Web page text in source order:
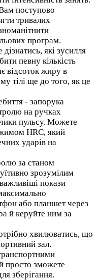
поступово
тривалих
програм.
які зусилля
певну кількість
відсоток жиру в
тілі ще до того, як це
- запорука
на ручках
пульсу. Можете
HRC, який
ударів на
за станом
зрозумілим
покази
або планшет через
й керуйте ним за
хвилюватись, що
зал.
просто зможете
зберігання.